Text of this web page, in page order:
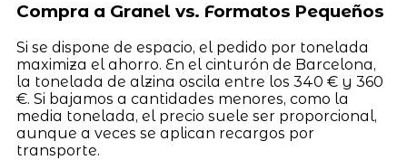
Compra a Granel vs. Formatos Pequeños
Si se dispone de espacio, el pedido por tonelada
maximiza el ahorro. En el cinturón de Barcelona,
la tonelada de alzina oscila entre los 340 € y 360
€. Si bajamos a cantidades menores, como la
media tonelada, el precio suele ser proporcional,
aunque a veces se aplican recargos por
transporte.